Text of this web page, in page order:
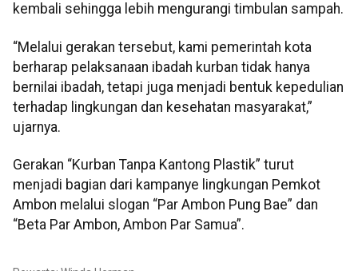
kembali sehingga lebih mengurangi timbulan sampah.
“Melalui gerakan tersebut, kami pemerintah kota
berharap pelaksanaan ibadah kurban tidak hanya
bernilai ibadah, tetapi juga menjadi bentuk kepedulian
terhadap lingkungan dan kesehatan masyarakat,”
ujarnya.
Gerakan “Kurban Tanpa Kantong Plastik” turut
menjadi bagian dari kampanye lingkungan Pemkot
Ambon melalui slogan “Par Ambon Pung Bae” dan
“Beta Par Ambon, Ambon Par Samua”.